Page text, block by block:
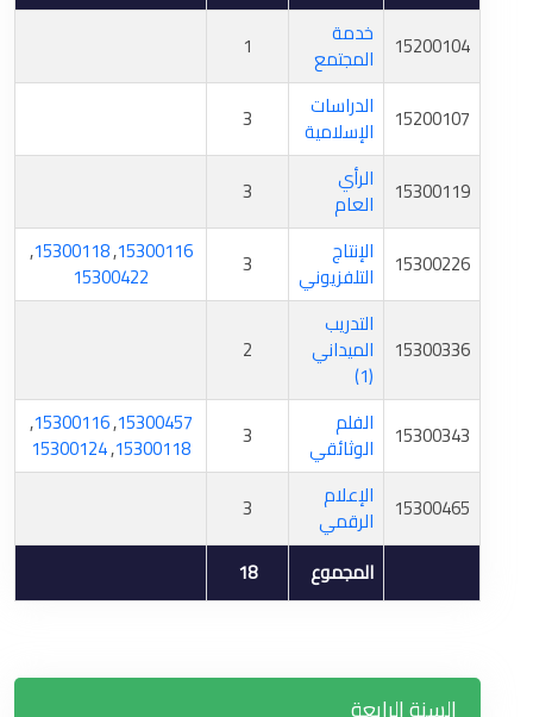
15200104 خدمة
المجتمع 1
15200107 الدراسات
الإسلامية 3
15300119 الرأي
العام 3
15300226 الإنتاج
التلفزيوني 3
15300116
,
15300118
,
15300422
15300336
التدريب
الميداني
(1)
2
15300343 الفلم
الوثائقي 3
15300457
,
15300116
,
15300118
,
15300124
15300465
الإعلام
الرقمي
3
المجموع
18
السنة الرابعة